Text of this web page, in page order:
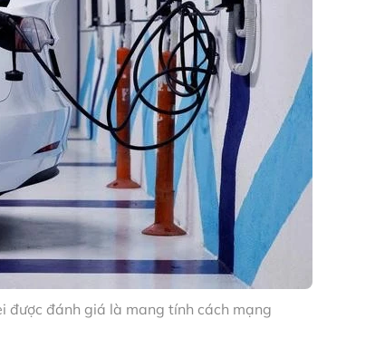
được đánh giá là mang tính cách mạng